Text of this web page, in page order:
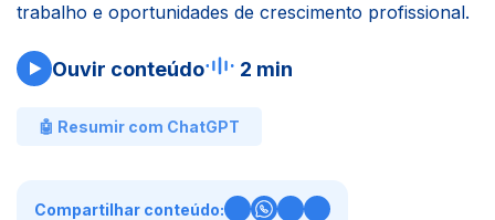
trabalho e oportunidades de crescimento profissional.
Ouvir conteúdo 2 min
🤖 Resumir com ChatGPT
Compartilhar conteúdo: